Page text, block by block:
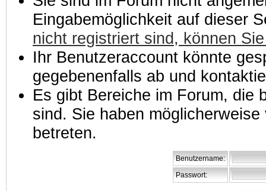
Eingabemöglichkeit auf dieser
nicht registriert sind, können
Ihr Benutzeraccount könnte
gegebenenfalls ab und
Es gibt Bereiche im Forum, die
sind. Sie haben
betreten.
Benutzername:
Passwort: